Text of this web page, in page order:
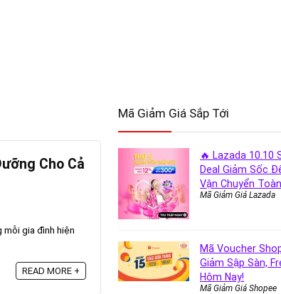
Cho Cả
gia đình hiện
READ MORE +
Mã Giảm Giá Sắp Tới
🔥 Lazada 10.10
Deal Giảm Sốc
Vận Chuyển
Mã Giảm Giá Lazada
Mã Voucher
Giảm Sập Sàn,
Hôm Nay!
Mã Giảm Giá Shopee